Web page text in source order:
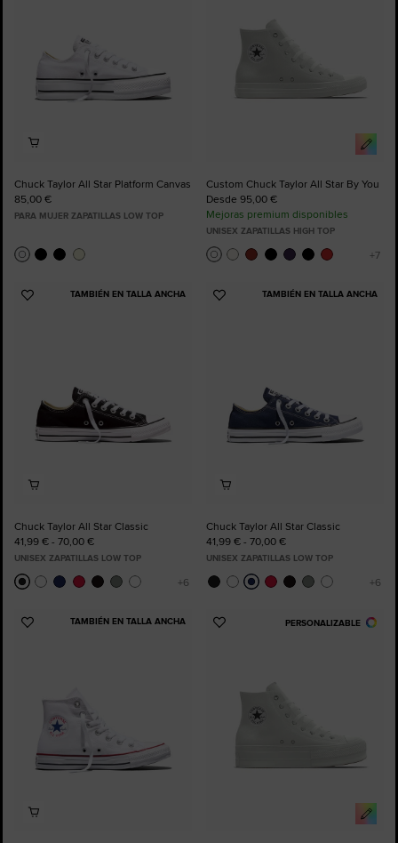
Chuck Taylor All Star Platform Canvas
85,00 €
PARA MUJER ZAPATILLAS LOW TOP
Custom Chuck Taylor All Star By You
Desde 95,00 €
Mejoras premium disponibles
UNISEX ZAPATILLAS HIGH TOP
TAMBIÉN EN TALLA ANCHA
Añadir
Chuck Taylor All Star Classic
41,99 € - 70,00 €
UNISEX ZAPATILLAS LOW TOP
TAMBIÉN EN TALLA ANCHA
Añadir
Chuck Taylor All Star Classic
41,99 € - 70,00 €
UNISEX ZAPATILLAS LOW TOP
TAMBIÉN EN TALLA ANCHA
Añadir
PERSONALIZABLE
Añadir